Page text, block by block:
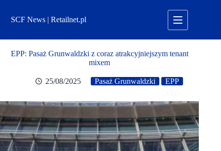
treściSCF News | Retailnet.pl
EPP: Pasaż Grunwaldzki z coraz atrakcyjniejszym tenant
mixem
25/08/2025 Pasaż Grunwaldzki EPP